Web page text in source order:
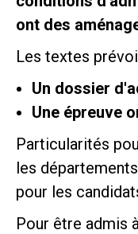
ont des
Les textes
Un dossier
Une épreuve
Particularités
les
pour les
Pour être admis